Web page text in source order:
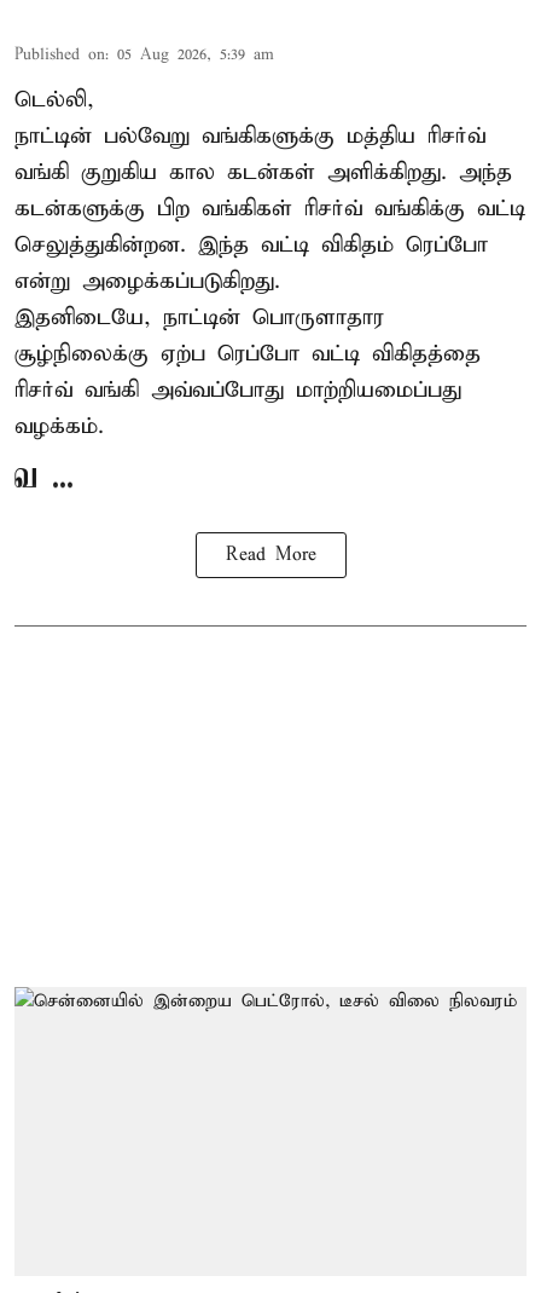
Published on: 05 Aug 2026, 5:39 am
டெல்லி,
நாட்டின் பல்வேறு வங்கிகளுக்கு மத்திய ரிசர்வ்
வங்கி குறுகிய கால கடன்கள் அளிக்கிறது. அந்த
கடன்களுக்கு பிற வங்கிகள் ரிசர்வ் வங்கிக்கு வட்டி
செலுத்துகின்றன. இந்த வட்டி விகிதம் ரெப்போ
என்று அழைக்கப்படுகிறது.
இதனிடையே, நாட்டின் பொருளாதார
சூழ்நிலைக்கு ஏற்ப ரெப்போ வட்டி விகிதத்தை
ரிசர்வ் வங்கி அவ்வப்போது மாற்றியமைப்பது
வழக்கம்.
வ ...
Read More